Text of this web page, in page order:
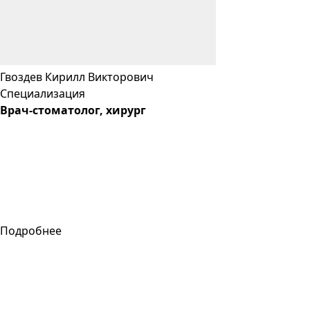
Гвоздев Кирилл Викторович
Специализация
Врач-стоматолог, хирург
Подробнее